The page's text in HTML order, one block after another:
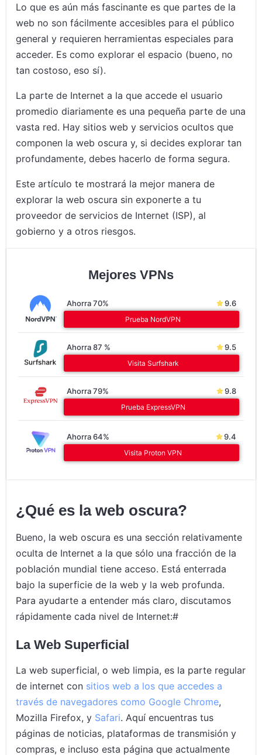
Lo que es aún más fascinante es que partes de la
web no son fácilmente accesibles para el público
general y requieren herramientas especiales para
acceder. Es como explorar el espacio (bueno, no
tan costoso, eso sí).
La parte de Internet a la que accede el usuario
promedio diariamente es una pequeña parte de una
vasta red. Hay sitios web y servicios ocultos que
componen la web oscura y, si decides explorar tan
profundamente, debes hacerlo de forma segura.
Este artículo te mostrará la mejor manera de
explorar la web oscura sin exponerte a tu
proveedor de servicios de Internet (ISP), al
gobierno y a otros riesgos.
Mejores VPNs
Ahorra 70% 9.6
Prueba NordVPN
Ahorra 87 % 9.5
Visita Surfshark
Ahorra 79% 9.8
Prueba ExpressVPN
Ahorra 64% 9.4
Visita Proton VPN
¿Qué es la web oscura?
Bueno, la web oscura es una sección relativamente
oculta de Internet a la que sólo una fracción de la
población mundial tiene acceso. Está enterrada
bajo la superficie de la web y la web profunda.
Para ayudarte a entender más claro, discutamos
rápidamente cada nivel de Internet:#
La Web Superficial
La web superficial, o web limpia, es la parte regular
de internet con sitios web a los que accedes a
través de navegadores como Google Chrome,
Mozilla Firefox, y Safari. Aquí encuentras tus
páginas de noticias, plataformas de transmisión y
compras, e incluso esta página que actualmente